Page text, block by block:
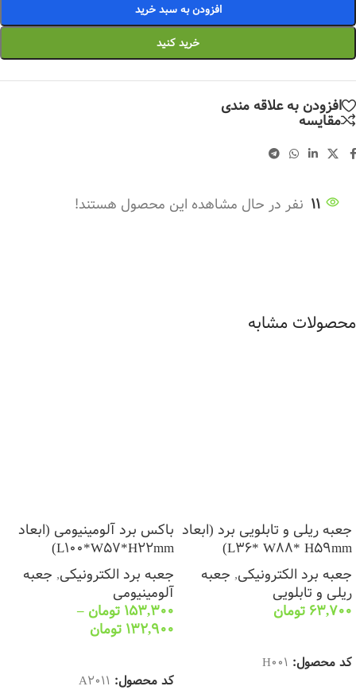
افزودن به سبد خرید
خرید کنید
افزودن به علاقه مندی
مقایسه
11 نفر در حال مشاهده این محصول هستند!
محصولات مشابه
جعبه ریلی و تابلویی برد (ابعاد
L36* W88* H59mm)
جعبه برد الکترونیکی, جعبه
ریلی و تابلویی
63,700 تومان
کد محصول: H001
باکس برد آلومینیومی (ابعاد
L100*W57*H22mm)
جعبه برد الکترونیکی, جعبه
آلومینیومی
153,300 تومان –
132,900 تومان
کد محصول: A2011